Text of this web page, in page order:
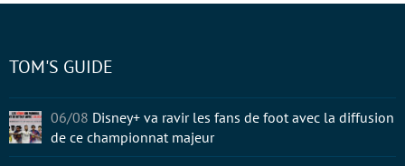
TOM'S GUIDE
06/08 Disney+ va ravir les fans de foot avec la diffusion
de ce championnat majeur